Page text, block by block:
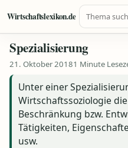
Zum Inhalt springen
Wirtschaftslexikon.de
Suche
Spezialisierung
21. Oktober 20181 Minute
Unter einer
Wirtschaftssoziologie
Beschränkung bzw.
Tätigkeiten,
usw.